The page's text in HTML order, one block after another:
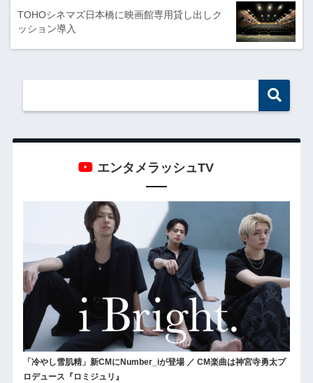
TOHOシネマズ日本橋に映画館専用貸し出しク
ッション導入
エンタメラッシュTV
「冷やし雪肌精」新CMにNumber_iが登場 ／ CM楽曲は神宮寺勇太プ
ロデュース『ロミジュリ』